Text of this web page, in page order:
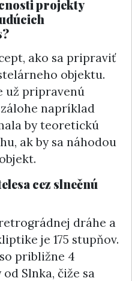
projekty
ako sa pripraviť
objektu.
už pripravenú
napríklad
by teoretickú
ak by sa náhodou
cez slnečnú
dráhe a
je 175 stupňov.
približne 4
Slnka, čiže sa